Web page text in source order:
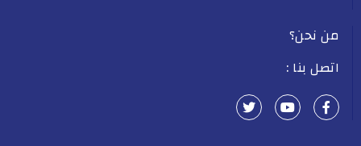
من نحن؟
اتصل بنا :